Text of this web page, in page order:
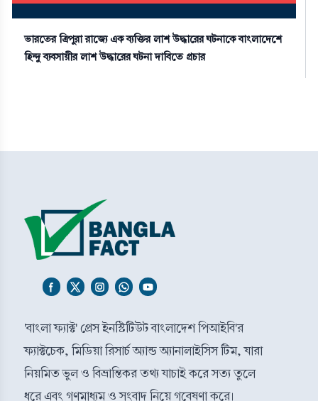
ভারতের ত্রিপুরা রাজ্যে এক ব্যক্তির লাশ উদ্ধারের ঘটনাকে বাংলাদেশে
হিন্দু ব্যবসায়ীর লাশ উদ্ধারের ঘটনা দাবিতে প্রচার
'বাংলা ফ্যাক্ট' প্রেস ইনস্টিটিউট বাংলাদেশ পিআইবি'র
ফ্যাক্টচেক, মিডিয়া রিসার্চ অ্যান্ড অ্যানালাইসিস টিম, যারা
নিয়মিত ভুল ও বিভ্রান্তিকর তথ্য যাচাই করে সত্য তুলে
ধরে এবং গণমাধ্যম ও সংবাদ নিয়ে গবেষণা করে।